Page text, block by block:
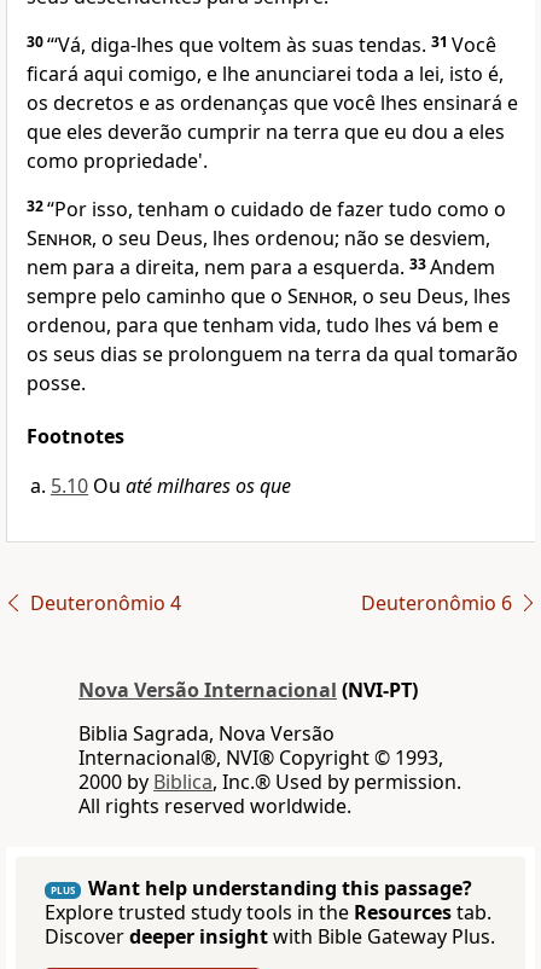
30“‘Vá, diga-lhes que voltem às suas tendas. 31 Você
ficará aqui comigo, e lhe anunciarei toda a lei, isto é,
os decretos e as ordenanças que você lhes ensinará e
que eles deverão cumprir na terra que eu dou a eles
como propriedade'.
32“Por isso, tenham o cuidado de fazer tudo como o
Senhor, o seu Deus, lhes ordenou; não se desviem,
nem para a direita, nem para a esquerda. 33Andem
sempre pelo caminho que o Senhor, o seu Deus, lhes
ordenou, para que tenham vida, tudo lhes vá bem e
os seus dias se prolonguem na terra da qual tomarão
posse.
Footnotes
5.10 Ou até milhares os que
Deuteronômio 4 Deuteronômio 6
Nova Versão Internacional (NVI-PT)
Biblia Sagrada, Nova Versão
Internacional®, NVI® Copyright © 1993,
2000 by Biblica, Inc.® Used by permission.
All rights reserved worldwide.
PLUS
Want help understanding this passage?
Explore trusted study tools in the Resourcestab.
Discoverdeeper insightwith Bible Gateway Plus.